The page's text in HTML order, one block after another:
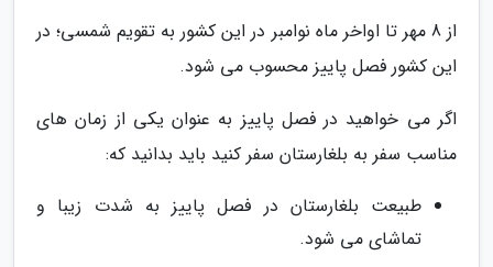
از 8 مهر تا اواخر ماه نوامبر در این کشور به تقویم شمسی؛ در
این کشور فصل پاییز محسوب می شود.
اگر می خواهید در فصل پاییز به عنوان یکی از زمان های
مناسب سفر به بلغارستان سفر کنید باید بدانید که:
طبیعت بلغارستان در فصل پاییز به شدت زیبا و
تماشای می شود.